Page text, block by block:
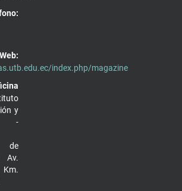
Web:
index.php/magazine
y
-
de
Av.
Km.